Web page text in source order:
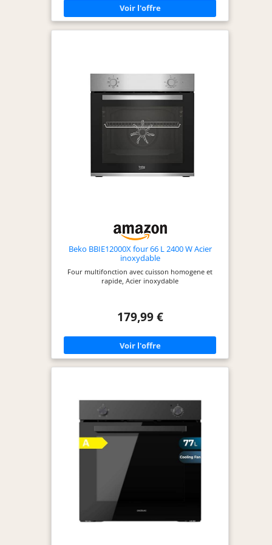
décongélation FACILE D’UTILISATION : thermostat
réglable jusqu'à 240°C et minuterie jusqu'à 120
minutes REPARABILITE 15 ANS AU JUSTE PRIX :
touche vintage et des finitions chromées qui
s'intègre parfaitement dans toutes les cuisines
ACCESSOIRES INCLUS : grille réversible, réglable
sur 6 hauteurs pour faciliter la cuisson et la
rendre plus précise, et plaque de cuisson
antiadhésive
Beko BBIE12000X four 66 L 2400 W Acier
inoxydable
Four multifonction avec cuisson homogene et
rapide, Acier inoxydable
179,99 €